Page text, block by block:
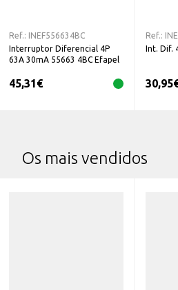
Ref.:
INEF556634BC
Interruptor Diferencial 4P
63A 30mA 55663 4BC Efapel
45,31€
Ref.:
Int. Dif.
30,95
Os mais vendidos